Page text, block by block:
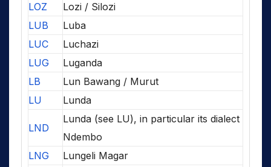
LOZ
Lozi / Silozi
LUB
Luba
LUC
Luchazi
LUG
Luganda
LB
Lun Bawang / Murut
LU
Lunda
LND
Lunda (see LU), in particular its dialect
Ndembo
LNG
Lungeli Magar